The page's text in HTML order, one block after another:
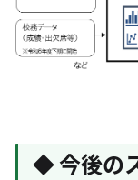
◆ 今後の